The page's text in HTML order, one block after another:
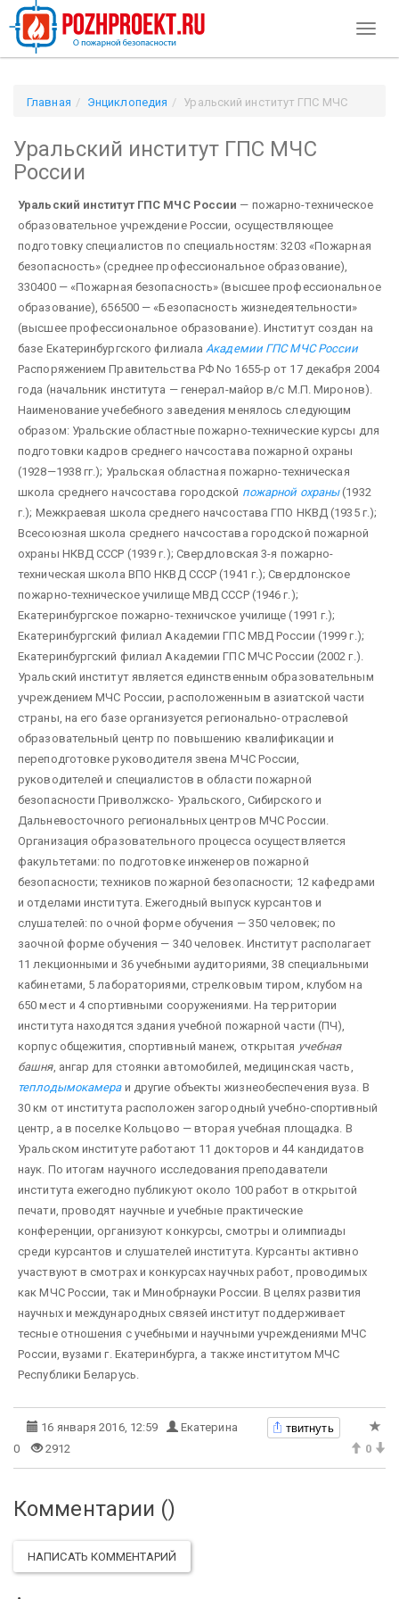
Главная Энциклопедия
Уральский институт ГПС МЧС
Уральский институт ГПС МЧС
России
Уральский институт ГПС МЧС России — пожарно-техническое
образовательное учреждение России, осуществляющее
подготовку специалистов по специальностям: 3203 «Пожарная
безопасность» (среднее профессиональное образование),
330400 — «Пожарная безопасность» (высшее профессиональное
образование), 656500 — «Безопасность жизнедеятельности»
(высшее профессиональное образование). Институт создан на
базе Екатеринбургского филиала Академии ГПС МЧС России
Распоряжением Правительства РФ No 1655-р от 17 декабря 2004
года (начальник института — генерал-майор в/с М.П. Миронов).
Наименование учебебного заведения менялось следующим
образом: Уральские областные пожарно-технические курсы для
подготовки кадров среднего начсостава пожарной охраны
(1928—1938 гг.); Уральская областная пожарно-техническая
школа среднего начсостава городской пожарной охраны(1932
г.); Межкраевая школа среднего начсостава ГПО НКВД (1935 г.);
Всесоюзная школа среднего начсостава городской пожарной
охраны НКВД СССР (1939 г.); Свердловская 3-я пожарно-
техническая школа ВПО НКВД СССР (1941 г.); Свердлонское
пожарно-техническое училище МВД СССР (1946 г.);
Екатеринбургское пожарно-техничское училище (1991 г.);
Екатеринбургский филиал Академии ГПС МВД России (1999 г.);
Екатеринбургский филиал Академии ГПС МЧС России (2002 г.).
Уральский институт является единственным образовательным
учреждением МЧС России, расположенным в азиатской части
страны, на его базе организуется регионально-отраслевой
образовательный центр по повышению квалификации и
переподготовке руководителя звена МЧС России,
руководителей и специалистов в области пожарной
безопасности Приволжско- Уральского, Сибирского и
Дальневосточного региональных центров МЧС России.
Организация образовательного процесса осуществляется
факультетами: по подготовке инженеров пожарной
безопасности; техников пожарной безопасности; 12 кафедрами
и отделами института. Ежегодный выпуск курсантов и
слушателей: по очной форме обучения — 350 человек; по
заочной форме обучения — 340 человек. Институт располагает
11 лекционными и 36 учебными аудиториями, 38 специальными
кабинетами, 5 лабораториями, стрелковым тиром, клубом на
650 мест и 4 спортивными сооружениями. На территории
института находятся здания учебной пожарной части (ПЧ),
корпус общежития, спортивный манеж, открытая учебная
башня, ангар для стоянки автомобилей, медицинская часть,
теплодымокамераи другие объекты жизнеобеспечения вуза. В
30 км от института расположен загородный учебно-спортивный
центр, а в поселке Кольцово — вторая учебная площадка. В
Уральском институте работают 11 докторов и 44 кандидатов
наук. По итогам научного исследования преподаватели
института ежегодно публикуют около 100 работ в открытой
печати, проводят научные и учебные практические
конференции, организуют конкурсы, смотры и олимпиады
среди курсантов и слушателей института. Курсанты активно
участвуют в смотрах и конкурсах научных работ, проводимых
как МЧС России, так и Минобрнауки России. В целях развития
научных и международных связей институт поддерживает
тесные отношения с учебными и научными учреждениями МЧС
России, вузами г. Екатеринбурга, а также институтом МЧС
Республики Беларусь.
16 января 2016, 12:59 Екатерина твитнуть
0 2912 0
Комментарии ()
НАПИСАТЬ КОММЕНТАРИЙ